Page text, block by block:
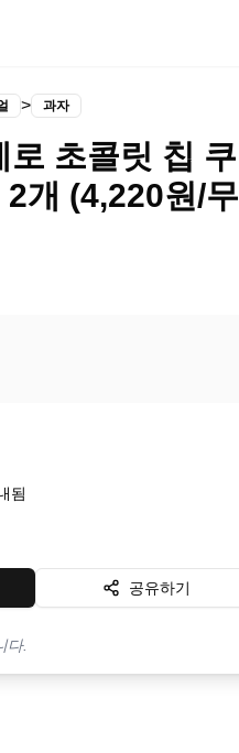
> 과자
로 초콜릿 칩 쿠
개 (4,220원/무
됨
공유하기
다.